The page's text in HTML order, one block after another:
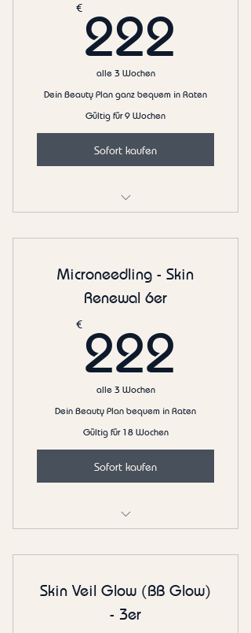
€ 222
alle 3 Wochen
Dein Beauty Plan ganz bequem in Raten
Gültig für 9 Wochen
Sofort kaufen
Microneedling - Skin
Renewal 6er
€ 222
alle 3 Wochen
Dein Beauty Plan bequem in Raten
Gültig für 18 Wochen
Sofort kaufen
Skin Veil Glow (BB Glow)
- 3er